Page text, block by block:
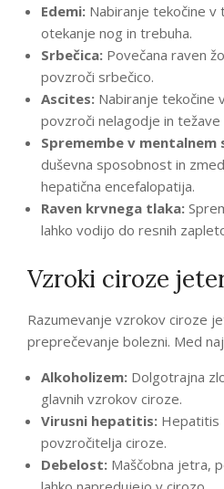
Edemi: Nabiranje tekočine v
otekanje nog in trebuha.
Srbečica: Povečana raven
povzroči srbečico.
Ascites: Nabiranje tekočine
povzroči nelagodje in težave
Spremembe v mentalnem
duševna sposobnost in
hepatična encefalopatija.
Raven krvnega tlaka:
lahko vodijo do resnih
Vzroki ciroze
Razumevanje vzrokov ciroze
preprečevanje bolezni. Med
Alkoholizem: Dolgotrajna
glavnih vzrokov ciroze.
Virusni hepatitis: Hepatitis
povzročitelja ciroze.
Debelost: Maščobna jetra,